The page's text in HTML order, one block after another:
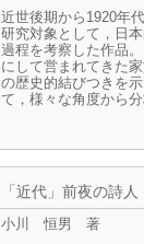
近世後期から1920年
研究対象として，日
過程を考察した作品
にして営まれてきた
の歴史的結びつきを
て，様々な角度から分
「近代」前夜の詩
小川 恒男 著